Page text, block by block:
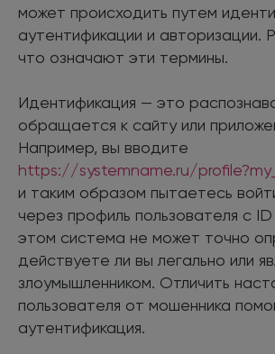
может происходить путем
аутентификации и авторизации.
что означают эти термины.
Идентификация — это
обращается к сайту или
Например, вы вводите
https://systemname.ru/
и таким образом пытаетесь
через профиль пользователя с
этом система не может точно
действуете ли вы легально или
злоумышленником. Отличить
пользователя от мошенника
аутентификация.